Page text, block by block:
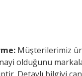
Müşterilerimiz
olduğunu